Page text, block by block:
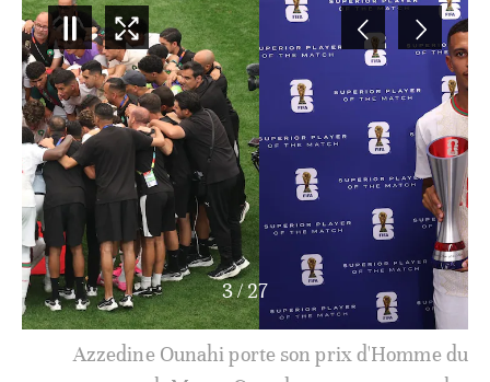
3/27
Azzedine Ounahi porte son prix d'Homme du